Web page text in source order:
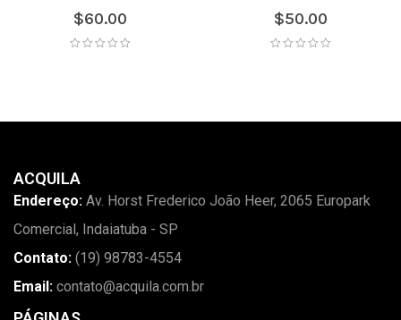
$60.00 $50.00
ACQUILA
Endereço: Av. Horst Frederico João Heer, 2065 Europark
Comercial, Indaiatuba - SP
Contato: (19) 98783-4554
Email: contato@acquila.com.br